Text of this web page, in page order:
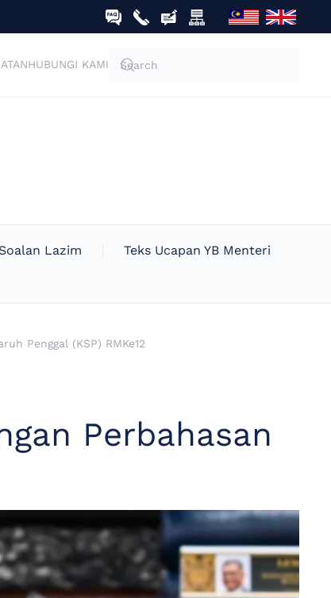
HUBUNGI KAMI
Soalan Lazim
Teks Ucapan YB Menteri
Penggal (KSP) RMKe12
Perbahasan